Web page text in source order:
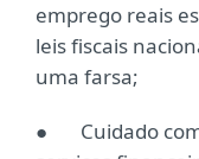
emprego reais
leis fiscais
uma farsa;
● Cuidado com